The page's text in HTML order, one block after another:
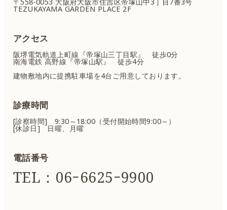
TEZUKAYAMA GARDEN PLACE 2F
アクセス
阪堺電気軌道上町線『帝塚山三丁目駅』 徒歩0分
南海電鉄 高野線『帝塚山駅』 徒歩4分
建物敷地内に提携駐車場を4台ご用意しております。
診療時間
[診察時間] 9:30～18:00（受付開始時間9:00～）
[休診日] 日曜、月曜
電話番号
TEL：06ｰ6625ｰ9900